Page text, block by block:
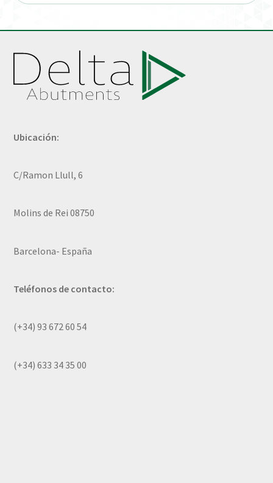
Ubicación:
C/Ramon Llull, 6
Molins de Rei 08750
Barcelona- España
Teléfonos de contacto:
(+34) 93 672 60 54
(+34) 633 34 35 00